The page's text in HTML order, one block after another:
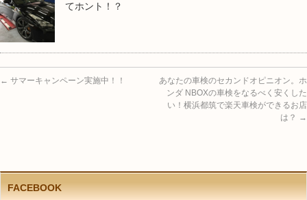
てホント！？
← サマーキャンペーン実施中！！
あなたの車検のセカンドオピニオン。ホ
ンダ NBOXの車検をなるべく安くした
い！横浜都筑で楽天車検ができるお店
は？ →
FACEBOOK